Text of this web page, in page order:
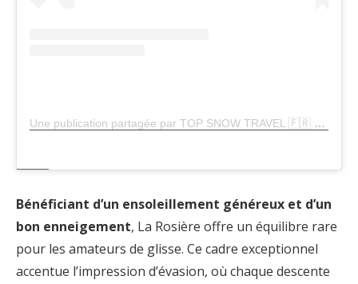
Une publication partagée par TOP SNOW TRAVEL 🇫🇷 (@topsnowtravel)
Bénéficiant d’un ensoleillement généreux et d’un
bon enneigement, La Rosière offre un équilibre rare
pour les amateurs de glisse. Ce cadre exceptionnel
accentue l’impression d’évasion, où chaque descente